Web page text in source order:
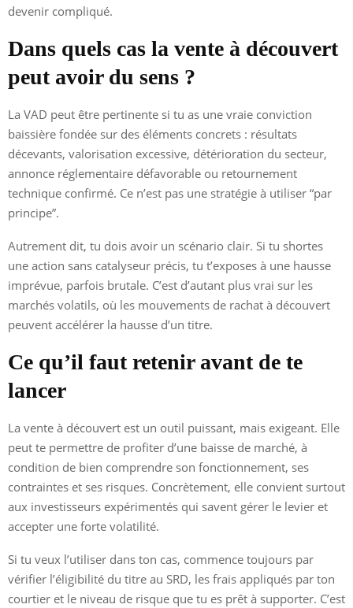
devenir compliqué.
Dans quels cas la vente à découvert
peut avoir du sens ?
La VAD peut être pertinente si tu as une vraie conviction
baissière fondée sur des éléments concrets : résultats
décevants, valorisation excessive, détérioration du secteur,
annonce réglementaire défavorable ou retournement
technique confirmé. Ce n’est pas une stratégie à utiliser “par
principe”.
Autrement dit, tu dois avoir un scénario clair. Si tu shortes
une action sans catalyseur précis, tu t’exposes à une hausse
imprévue, parfois brutale. C’est d’autant plus vrai sur les
marchés volatils, où les mouvements de rachat à découvert
peuvent accélérer la hausse d’un titre.
Ce qu’il faut retenir avant de te
lancer
La vente à découvert est un outil puissant, mais exigeant. Elle
peut te permettre de profiter d’une baisse de marché, à
condition de bien comprendre son fonctionnement, ses
contraintes et ses risques. Concrètement, elle convient surtout
aux investisseurs expérimentés qui savent gérer le levier et
accepter une forte volatilité.
Si tu veux l’utiliser dans ton cas, commence toujours par
vérifier l’éligibilité du titre au SRD, les frais appliqués par ton
courtier et le niveau de risque que tu es prêt à supporter. C’est